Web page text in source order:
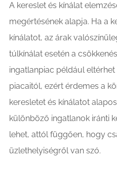
A kereslet és kínálat
megértésének alapja. Ha a
kínálatot, az árak
túlkínálat esetén a
ingatlanpiac például
piacaitól, ezért érdemes a
keresletet és kínálatot
különböző ingatlanok iránti
lehet, attól függően, hogy
üzlethelyiségről van szó.